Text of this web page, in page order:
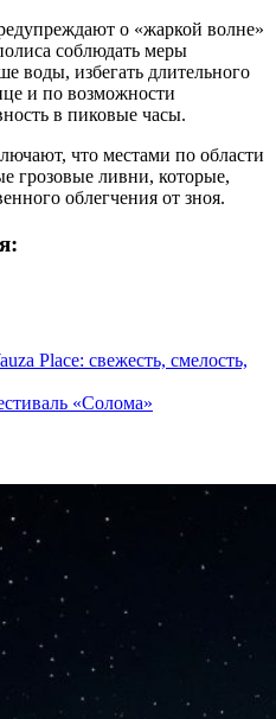
о «жаркой волне»
соблюдать меры
воды, избегать длительного
и по возможности
в пиковые часы.
что местами по области
грозовые ливни, которые,
облегчения от зноя.
Place: свежесть, смелость,
«Солома»